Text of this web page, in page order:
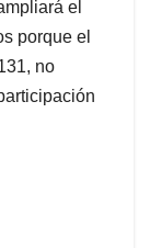
el
porque el
no